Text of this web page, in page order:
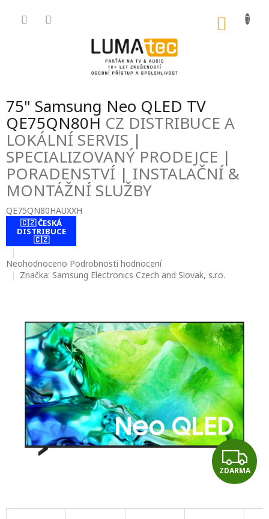
75" Samsung Neo QLED TV
QE75QN80H CZ DISTRIBUCE A
LOKÁLNÍ SERVIS |
SPECIALIZOVANÝ PRODEJCE |
PORADENSTVÍ | INSTALAČNÍ &
MONTÁŽNÍ SLUŽBY
QE75QN80HAUXXH
🇨🇿 ČESKÁ
DISTRIBUCE
🇨🇿
Průměrné
hodnocení
hvězdiček.
Neohodnoceno Podrobnosti hodnocení
Značka: Samsung Electronics Czech and Slovak, s.r.o.
Z
D
A
ZDARMA